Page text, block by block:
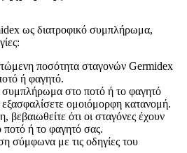
ως διατροφικό συμπλήρωμα,
ποσότητα σταγονών Germidex
ή φαγητό.
στο ποτό ή το φαγητό
ομοιόμορφη κατανομή.
βεβαιωθείτε ότι οι σταγόνες έχουν
ποτό ή το φαγητό σας.
σύμφωνα με τις οδηγίες του